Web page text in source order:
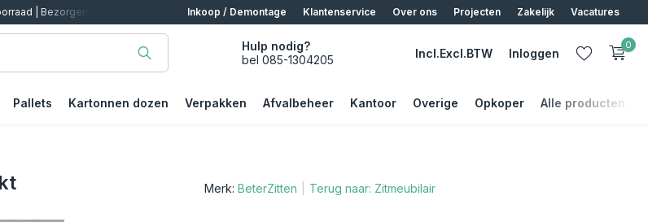
Inkoop / Demontage Klantenservice Over ons Projecten Zakelijk Vacatures
Hulp nodig?
bel 085-1304205
Incl.Excl.BTW Inloggen
0
Pallets Kartonnen dozen Verpakken Afvalbeheer Kantoor Overige Opkoper Alle producten
Merk: BeterZitten Terug naar: Zitmeubilair